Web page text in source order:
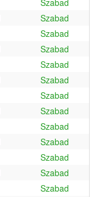
Szabad
Szabad
Szabad
Szabad
Szabad
Szabad
Szabad
Szabad
Szabad
Szabad
Szabad
Szabad
Szabad